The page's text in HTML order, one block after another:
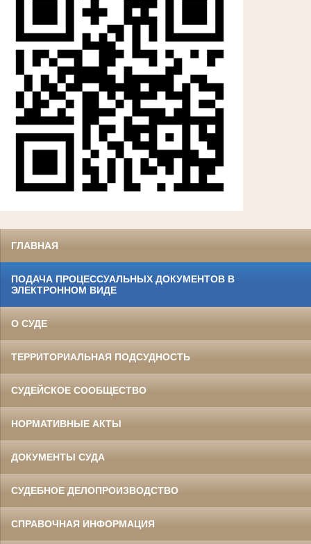
ГЛАВНАЯ
ПОДАЧА ПРОЦЕССУАЛЬНЫХ ДОКУМЕНТОВ В
ЭЛЕКТРОННОМ ВИДЕ
О СУДЕ
ТЕРРИТОРИАЛЬНАЯ ПОДСУДНОСТЬ
СУДЕЙСКОЕ СООБЩЕСТВО
НОРМАТИВНЫЕ АКТЫ
ДОКУМЕНТЫ СУДА
СУДЕБНОЕ ДЕЛОПРОИЗВОДСТВО
СПРАВОЧНАЯ ИНФОРМАЦИЯ